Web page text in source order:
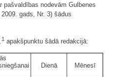
pašvaldības nodevām Gulbenes
gads, Nr. 3) šādus
1 apakšpunktu šādā redakcijā:
Dienā Mēnesī